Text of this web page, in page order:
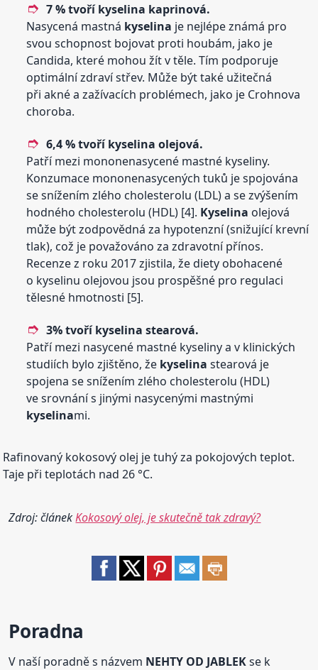
7 % tvoříkyselina kaprinová.
Nasycená mastná kyselina je nejlépe známá pro
svou schopnost bojovat proti houbám, jako je
Candida, které mohou žít v těle. Tím podporuje
optimální zdraví střev. Může být také užitečná
při akné a zažívacích problémech, jako je Crohnova
choroba.
6,4 % tvoříkyselina olejová.
Patří mezi mononenasycené mastné kyseliny.
Konzumace mononenasycených tuků je spojována
se snížením zlého cholesterolu (LDL) a se zvýšením
hodného cholesterolu (HDL) [4]. Kyselina olejová
může být zodpovědná za hypotenzní (snižující krevní
tlak), což je považováno za zdravotní přínos.
Recenze z roku 2017 zjistila, že diety obohacené
o kyselinu olejovou jsou prospěšné pro regulaci
tělesné hmotnosti [5].
3% tvoříkyselina stearová.
Patří mezi nasycené mastné kyseliny a v klinických
studiích bylo zjištěno, že kyselina stearová je
spojena se snížením zlého cholesterolu (HDL)
ve srovnání s jinými nasycenými mastnými
kyselinami.
Rafinovaný kokosový olej je tuhý za pokojových teplot.
Taje při teplotách nad 26 °C.
Zdroj: článekKokosový olej, je skutečně tak zdravý?
Poradna
V naší poradně s názvem NEHTY OD JABLEKse k